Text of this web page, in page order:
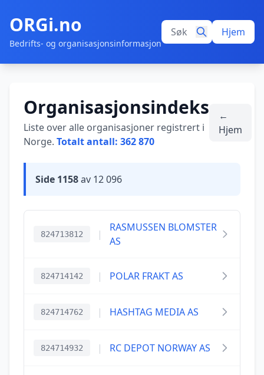
ORGi.no
Bedrifts- og organisasjonsinformasjon
Hjem
Organisasjonsindeks
Liste over alle organisasjoner registrert i
Norge. Totalt antall: 362 870
←
Hjem
Side 1158av 12 096
824713812 |
RASMUSSEN BLOMSTER
AS
824714142 | POLAR FRAKT AS
824714762 | HASHTAG MEDIA AS
824714932 | RC DEPOT NORWAY AS